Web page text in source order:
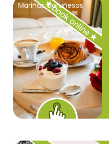
Mariñas Coruñesas